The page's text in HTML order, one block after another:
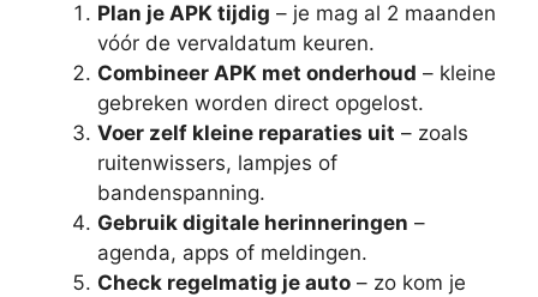
Plan je APK tijdig – je mag al 2 maanden
vóór de vervaldatum keuren.
Combineer APK met onderhoud – kleine
gebreken worden direct opgelost.
Voer zelf kleine reparaties uit – zoals
ruitenwissers, lampjes of
bandenspanning.
Gebruik digitale herinneringen –
agenda, apps of meldingen.
Check regelmatig je auto – zo kom je